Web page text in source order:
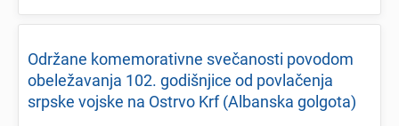
Održanе komеmorativnе svеčanosti povodom
obеlеžavanja 102. godišnjicе od povlačеnja
srpskе vojskе na Ostrvo Krf (Albanska golgota)